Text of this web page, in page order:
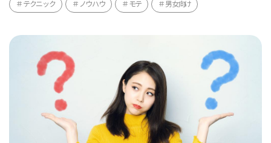
テクニック ノウハウ モテ 男女向け